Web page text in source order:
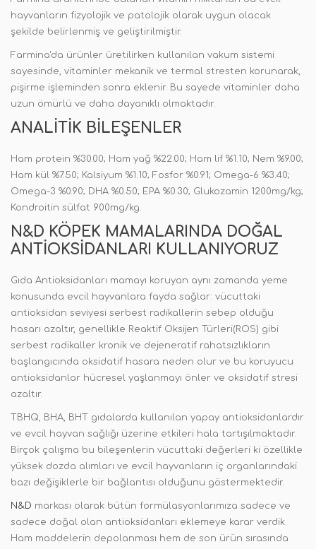
hayvanların fizyolojik ve patolojik olarak uygun olacak
şekilde belirlenmiş ve geliştirilmiştir.
Farmina'da ürünler üretilirken kullanılan vakum sistemi
sayesinde, vitaminler mekanik ve termal stresten korunarak,
pişirme işleminden sonra eklenir. Bu sayede vitaminler daha
uzun ömürlü ve daha dayanıklı olmaktadır.
ANALITIK BILEŞENLER
Ham protein %30.00; Ham yağ %22.00; Ham lif %1.10; Nem %9.00;
Ham kül %7.50; Kalsiyum %1.10; Fosfor %0.91; Omega-6 %3.40;
Omega-3 %0.90; DHA %0.50; EPA %0.30; Glukozamin 1200mg/kg;
Kondroitin sülfat 900mg/kg.
N&D KÖPEK MAMALARINDA DOĞAL
ANTIOKSIDANLARI KULLANIYORUZ
Gıda Antioksidanları mamayı koruyan aynı zamanda yeme
konusunda evcil hayvanlara fayda sağlar: vücuttaki
antioksidan seviyesi serbest radikallerin sebep olduğu
hasarı azaltır, genellikle Reaktif Oksijen Türleri(ROS) gibi
serbest radikaller kronik ve dejeneratif rahatsızlıkların
başlangıcında oksidatif hasara neden olur ve bu koruyucu
antioksidanlar hücresel yaşlanmayı önler ve oksidatif stresi
azaltır.
TBHQ, BHA, BHT gıdalarda kullanılan yapay antioksidanlardır
ve evcil hayvan sağlığı üzerine etkileri hala tartışılmaktadır.
Birçok çalışma bu bileşenlerin vücuttaki değerleri ki özellikle
yüksek dozda alımları ve evcil hayvanların iç organlarındaki
bazı değişiklerle bir bağlantısı olduğunu göstermektedir.
N&D markası olarak bütün formülasyonlarımıza sadece ve
sadece doğal olan antioksidanları eklemeye karar verdik.
Ham maddelerin depolanması hem de son ürün sırasında